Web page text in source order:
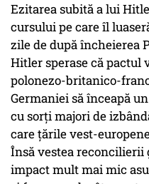
Ezitarea subită a lui
cursului pe care îl
zile de după încheierea
Hitler sperase că pactul
polonezo-britanico-
Germaniei să înceapă
cu sorți majori de
care țările vest-
Însă vestea reconcilierii
impact mult mai mic